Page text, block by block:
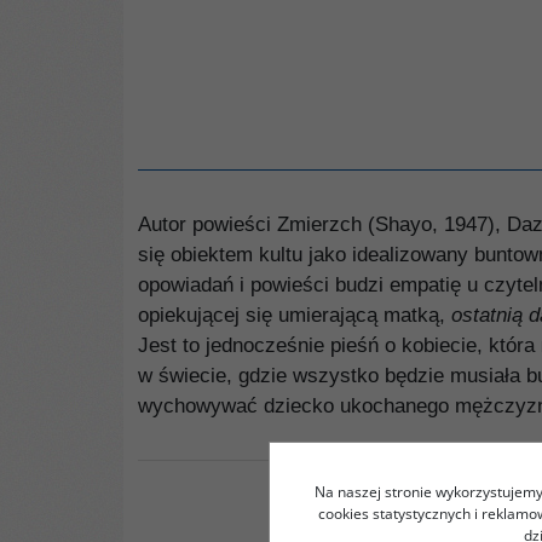
Autor powieści Zmierzch (Shayo, 1947),
się obiektem kultu jako idealizowany
opowiadań i powieści budzi empatię u
opiekującej się umierającą matką, ostatnią
Jest to jednocześnie pieśń o kobiecie,
w świecie, gdzie wszystko będzie musiała
wychowywać dziecko ukochanego
Na naszej stronie
cookies statystycznych i